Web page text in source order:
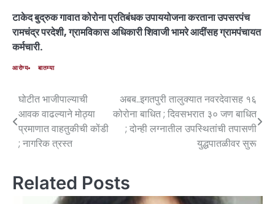
टाकेद बुद्रुक गावात कोरोना प्रतिबंधक उपाययोजना करताना उपसरपंच
रामचंद्र परदेशी, ग्रामविकास अधिकारी शिवाजी भामरे आदींसह ग्रामपंचायत
कर्मचारी.
आरोग्य बातम्या
घोटीत भाजीपाल्याची
आवक वाढल्याने मोठ्या
प्रमाणात वाहतुकीची कोंडी
; नागरिक त्रस्त
अबब..इगतपुरी तालुक्यात नवरदेवासह १६
कोरोना बाधित ; दिवसभरात ३० जण बाधित
; दोन्ही लग्नातील उपस्थितांची तपासणी
युद्धपातळीवर सुरू
Related Posts